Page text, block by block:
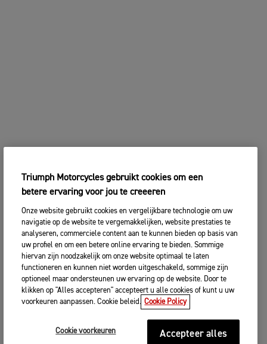
Triumph Motorcycles gebruikt cookies om een
betere ervaring voor jou te creeeren
Onze website gebruikt cookies en vergelijkbare technologie om uw
navigatie op de website te vergemakkelijken, website prestaties te
analyseren, commerciele content aan te kunnen bieden op basis van
uw profiel en om een betere online ervaring te bieden. Sommige
hiervan zijn noodzakelijk om onze website optimaal te laten
functioneren en kunnen niet worden uitgeschakeld, sommige zijn
optioneel maar ondersteunen uw ervaring op de website. Door te
klikken op "Alles accepteren" accepteert u alle cookies of kunt u uw
voorkeuren aanpassen. Cookie beleid. Cookie Policy
Cookie voorkeuren Accepteer alles